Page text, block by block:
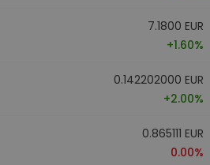
7.1800 EUR
+1.60%
0.142202000 EUR
+2.00%
0.865111 EUR
0.00%